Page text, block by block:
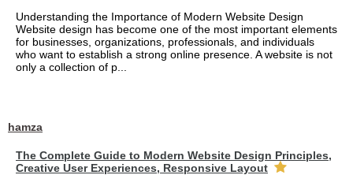
Understanding the Importance of Modern Website Design
Website design has become one of the most important elements
for businesses, organizations, professionals, and individuals
who want to establish a strong online presence. A website is not
only a collection of p...
hamza
The Complete Guide to Modern Website Design Principles,
Creative User Experiences, Responsive Layout